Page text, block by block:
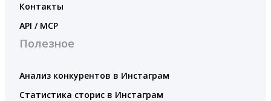
Контакты
API / MCP
Полезное
Анализ конкурентов в Инстаграм
Статистика сторис в Инстаграм